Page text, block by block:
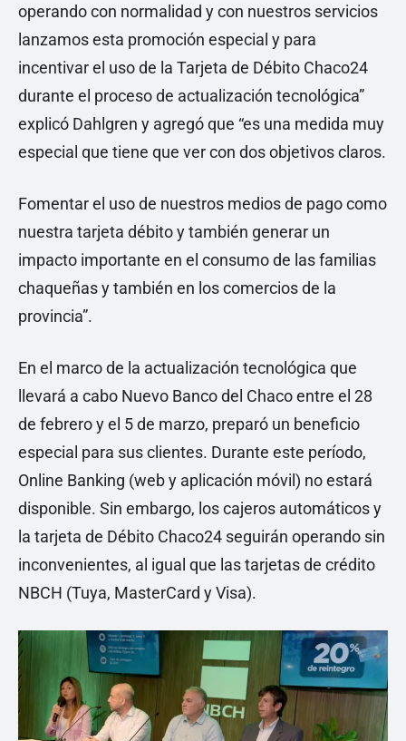
operando con normalidad y con nuestros servicios
lanzamos esta promoción especial y para
incentivar el uso de la Tarjeta de Débito Chaco24
durante el proceso de actualización tecnológica”
explicó Dahlgren y agregó que “es una medida muy
especial que tiene que ver con dos objetivos claros.
Fomentar el uso de nuestros medios de pago como
nuestra tarjeta débito y también generar un
impacto importante en el consumo de las familias
chaqueñas y también en los comercios de la
provincia”.
En el marco de la actualización tecnológica que
llevará a cabo Nuevo Banco del Chaco entre el 28
de febrero y el 5 de marzo, preparó un beneficio
especial para sus clientes. Durante este período,
Online Banking (web y aplicación móvil) no estará
disponible. Sin embargo, los cajeros automáticos y
la tarjeta de Débito Chaco24 seguirán operando sin
inconvenientes, al igual que las tarjetas de crédito
NBCH (Tuya, MasterCard y Visa).